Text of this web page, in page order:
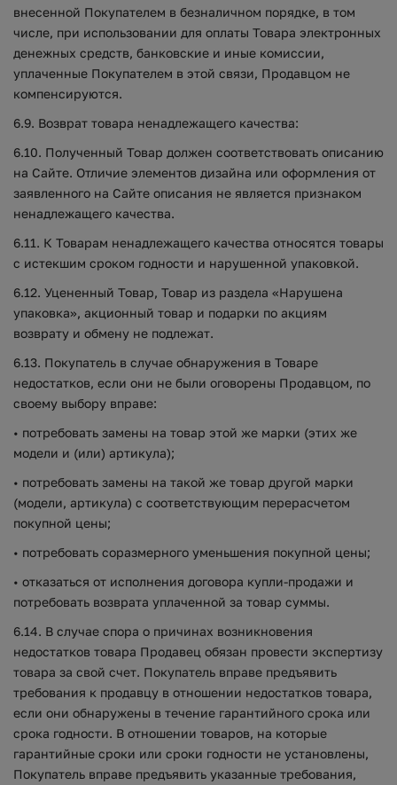
внесенной Покупателем в безналичном порядке, в том
числе, при использовании для оплаты Товара электронных
денежных средств, банковские и иные комиссии,
уплаченные Покупателем в этой связи, Продавцом не
компенсируются.
6.9. Возврат товара ненадлежащего качества:
6.10. Полученный Товар должен соответствовать описанию
на Сайте. Отличие элементов дизайна или оформления от
заявленного на Сайте описания не является признаком
ненадлежащего качества.
6.11. К Товарам ненадлежащего качества относятся товары
с истекшим сроком годности и нарушенной упаковкой.
6.12. Уцененный Товар, Товар из раздела «Нарушена
упаковка», акционный товар и подарки по акциям
возврату и обмену не подлежат.
6.13. Покупатель в случае обнаружения в Товаре
недостатков, если они не были оговорены Продавцом, по
своему выбору вправе:
• потребовать замены на товар этой же марки (этих же
модели и (или) артикула);
• потребовать замены на такой же товар другой марки
(модели, артикула) с соответствующим перерасчетом
покупной цены;
• потребовать соразмерного уменьшения покупной цены;
• отказаться от исполнения договора купли-продажи и
потребовать возврата уплаченной за товар суммы.
6.14. В случае спора о причинах возникновения
недостатков товара Продавец обязан провести экспертизу
товара за свой счет. Покупатель вправе предъявить
требования к продавцу в отношении недостатков товара,
если они обнаружены в течение гарантийного срока или
срока годности. В отношении товаров, на которые
гарантийные сроки или сроки годности не установлены,
Покупатель вправе предъявить указанные требования,